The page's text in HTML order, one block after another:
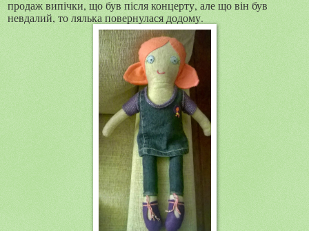
продаж випічки, що був після концерту, але що він був
невдалий, то лялька повернулася додому.